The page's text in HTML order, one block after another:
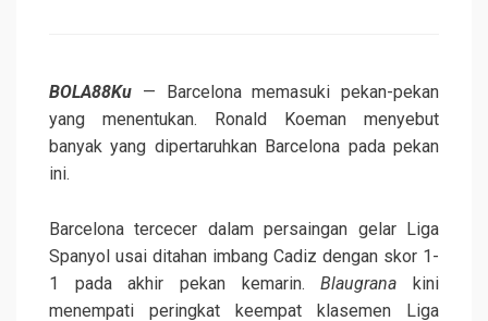
BOLA88Ku — Barcelona memasuki pekan-pekan
yang menentukan. Ronald Koeman menyebut
banyak yang dipertaruhkan Barcelona pada pekan
ini.
Barcelona tercecer dalam persaingan gelar Liga
Spanyol usai ditahan imbang Cadiz dengan skor 1-
1 pada akhir pekan kemarin.Blaugrana
kini
menempati peringkat keempat klasemen Liga